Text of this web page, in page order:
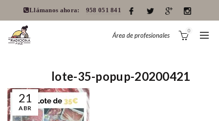
Llámanos ahora: 958 051 841
Área de profesionales
0
21
ABR
lote-35-popup-20200421